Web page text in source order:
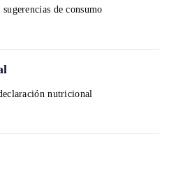
de consumo
nutricional